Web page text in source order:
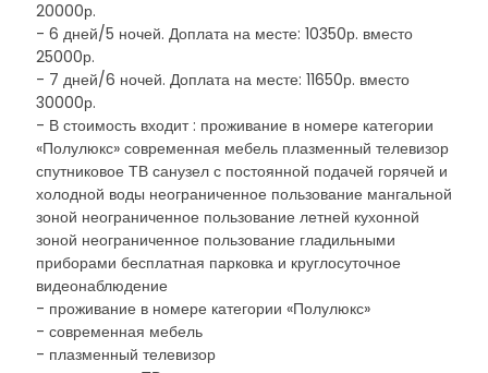
20000р.
- 6 дней/5 ночей. Доплата на месте: 10350р. вместо
25000р.
- 7 дней/6 ночей. Доплата на месте: 11650р. вместо
30000р.
- В стоимость входит : проживание в номере категории
«Полулюкс» современная мебель плазменный телевизор
спутниковое ТВ санузел с постоянной подачей горячей и
холодной воды неограниченное пользование мангальной
зоной неограниченное пользование летней кухонной
зоной неограниченное пользование гладильными
приборами бесплатная парковка и круглосуточное
видеонаблюдение
- проживание в номере категории «Полулюкс»
- современная мебель
- плазменный телевизор